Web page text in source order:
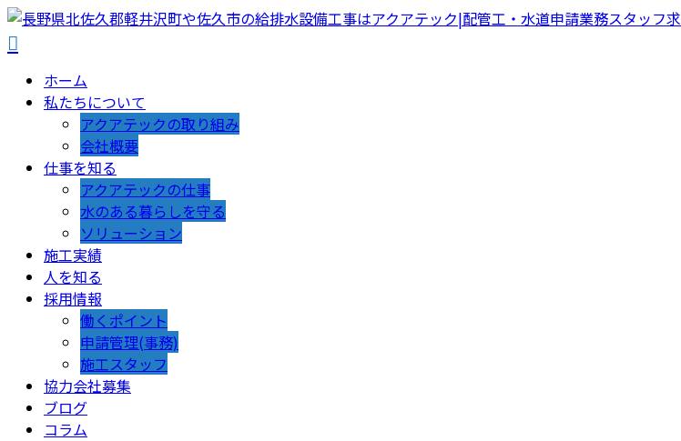
ホーム
私たちについて
アクアテックの取り組み
会社概要
仕事を知る
アクアテックの仕事
水のある暮らしを守る
ソリューション
施工実績
人を知る
採用情報
働くポイント
申請管理(事務)
施工スタッフ
協力会社募集
ブログ
コラム